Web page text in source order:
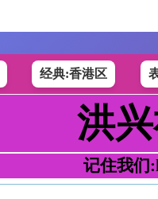
经典:香港区
洪
记住我们